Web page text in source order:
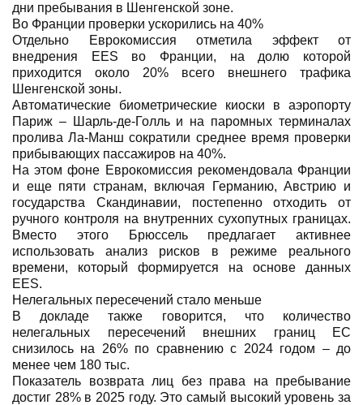
дни пребывания в Шенгенской зоне.
Во Франции проверки ускорились на 40%
Отдельно Еврокомиссия отметила эффект от
внедрения EES во Франции, на долю которой
приходится около 20% всего внешнего трафика
Шенгенской зоны.
Автоматические биометрические киоски в аэропорту
Париж – Шарль-де-Голль и на паромных терминалах
пролива Ла-Манш сократили среднее время проверки
прибывающих пассажиров на 40%.
На этом фоне Еврокомиссия рекомендовала Франции
и еще пяти странам, включая Германию, Австрию и
государства Скандинавии, постепенно отходить от
ручного контроля на внутренних сухопутных границах.
Вместо этого Брюссель предлагает активнее
использовать анализ рисков в режиме реального
времени, который формируется на основе данных
EES.
Нелегальных пересечений стало меньше
В докладе также говорится, что количество
нелегальных пересечений внешних границ ЕС
снизилось на 26% по сравнению с 2024 годом – до
менее чем 180 тыс.
Показатель возврата лиц без права на пребывание
достиг 28% в 2025 году. Это самый высокий уровень за